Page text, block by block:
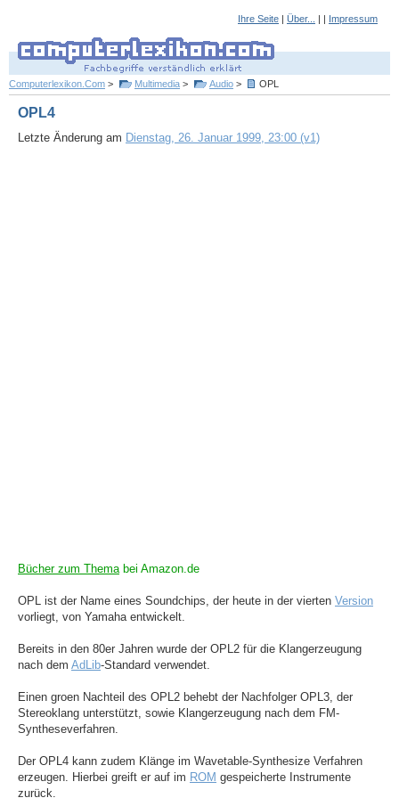
Ihre Seite | Über... | | Impressum
Computerlexikon.Com > Multimedia > Audio > OPL
OPL4
Letzte Änderung am Dienstag, 26. Januar 1999, 23:00 (v1)
Bücher zum Themabei Amazon.de
OPL ist der Name eines Soundchips, der heute in der vierten Version
vorliegt, von Yamaha entwickelt.
Bereits in den 80er Jahren wurde der OPL2 für die Klangerzeugung
nach dem AdLib-Standard verwendet.
Einen groen Nachteil des OPL2 behebt der Nachfolger OPL3, der
Stereoklang unterstützt, sowie Klangerzeugung nach dem FM-
Syntheseverfahren.
Der OPL4 kann zudem Klänge im Wavetable-Synthesize Verfahren
erzeugen. Hierbei greift er auf im ROM gespeicherte Instrumente
zurück.